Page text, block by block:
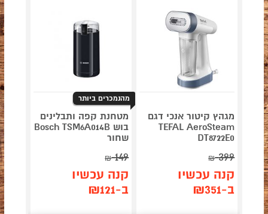
מגהץ קיטור אנכי דגם
TEFAL AeroSteam
DT8722E0
399
₪
קנה עכשיו
ב-₪351
מהנמכרים ביותר
מטחנת קפה ותבלינים
בוש Bosch TSM6A014B
שחור
149
₪
קנה עכשיו
ב-₪121